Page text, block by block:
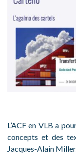
L’ACF en VLB a
concepts et des
Jacques-Alain